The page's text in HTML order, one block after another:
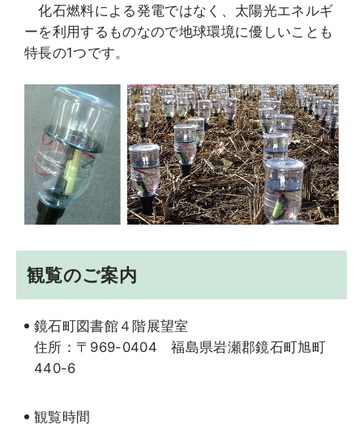
化石燃料による発電ではなく、太陽光エネルギ
ーを利用するものなので地球環境に優しいことも
特長の1つです。
観覧のご案内
鏡石町図書館４階展望室
住所：〒969-0404 福島県岩瀬郡鏡石町旭町
440-6
観覧時間